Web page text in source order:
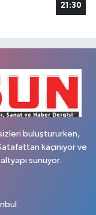
21:30
buluştururken,
kaçınıyor ve
sunuyor.